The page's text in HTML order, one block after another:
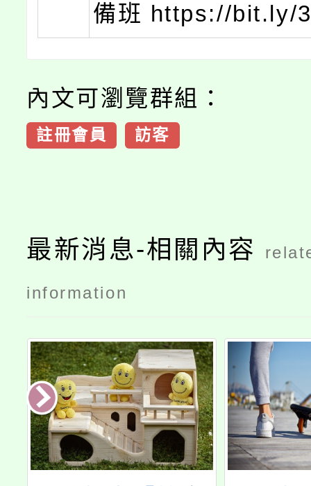
備班 https://bit.ly/
內文可瀏覽群組：
註冊會員 訪客
最新消息-相關內容
information